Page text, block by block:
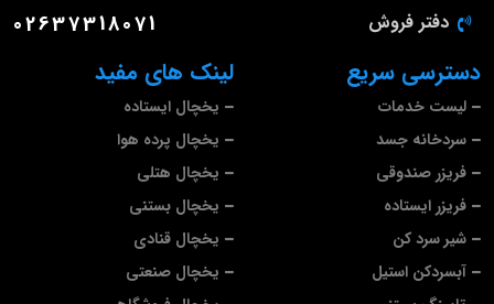
لینک های مفید
یخچال ایستاده
یخچال پرده هوا
یخچال هتلی
یخچال بستنی
یخچال قنادی
یخچال صنعتی
دسترسی سریع
لیست خدمات
سردخانه جسد
فریزر صندوقی
فریزر ایستاده
شیر سرد کن
آبسردکن استیل
دفتر فروش 02637318071